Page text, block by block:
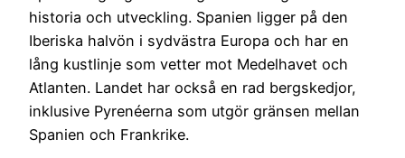
historia och utveckling. Spanien ligger på den
Iberiska halvön i sydvästra Europa och har en
lång kustlinje som vetter mot Medelhavet och
Atlanten. Landet har också en rad bergskedjor,
inklusive Pyrenéerna som utgör gränsen mellan
Spanien och Frankrike.